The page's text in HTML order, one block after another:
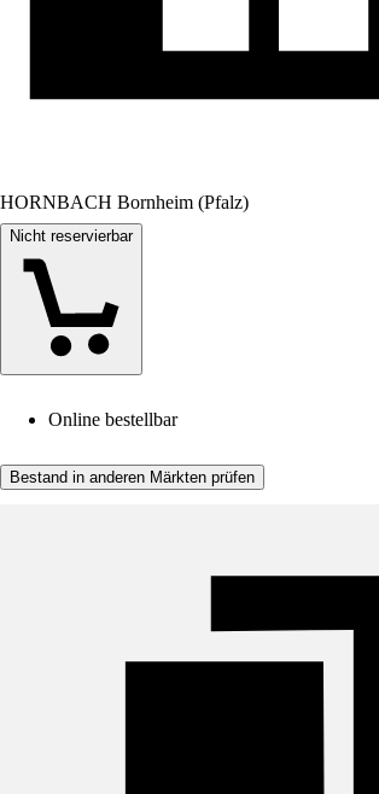
HORNBACH Bornheim (Pfalz)
Nicht reservierbar
Online bestellbar
Bestand in anderen Märkten prüfen